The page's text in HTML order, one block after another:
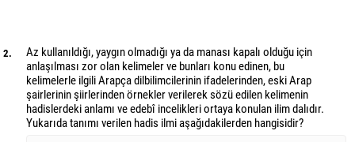
2.
Az kullanıldığı, yaygın olmadığı ya da manası kapalı olduğu için
anlaşılması zor olan kelimeler ve bunları konu edinen, bu
kelimelerle ilgili Arapça dilbilimcilerinin ifadelerinden, eski Arap
şairlerinin şiirlerinden örnekler verilerek sözü edilen kelimenin
hadislerdeki anlamı ve edebî incelikleri ortaya konulan ilim dalıdır.
Yukarıda tanımı verilen hadis ilmi aşağıdakilerden hangisidir?